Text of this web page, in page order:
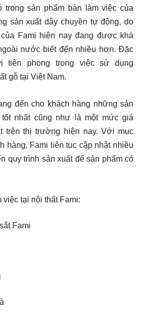
sản phẩm bàn làm việc của
sản xuất dây chuyền tự động, do
Fami hiện nay đang được khá
nước biết đến nhiều hơn. Đặc
tiên phong trong việc sử dụng
gỗ tại Việt Nam.
đến cho khách hàng những sản
nhất cũng như là một mức giá
trên thị trường hiện nay. Với mục
hàng, Fami liên tục cập nhật nhiều
quy trình sản xuất để sản phẩm có
việc tại nội thất Fami:
Fami